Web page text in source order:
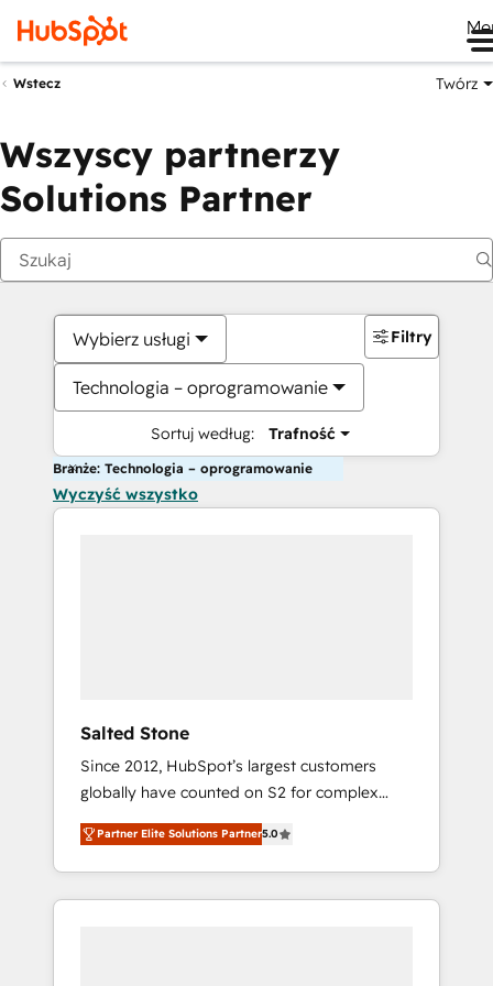
Wstecz Twórz
Wszyscy partnerzy
Solutions Partner
Wybierz usługi
Technologia – oprogramowanie
Sortuj według: Trafność
Filtry
Branże: Technologia – oprogramowanie
Wyczyść wszystko
Salted Stone
Since 2012, HubSpot’s largest customers
globally have counted on S2 for complex
migrations, change management, systems
integration, and creative solutions that
deliver measurable impact and transform
brand experiences As one of the few full-
Partner Elite Solutions Partner5.0